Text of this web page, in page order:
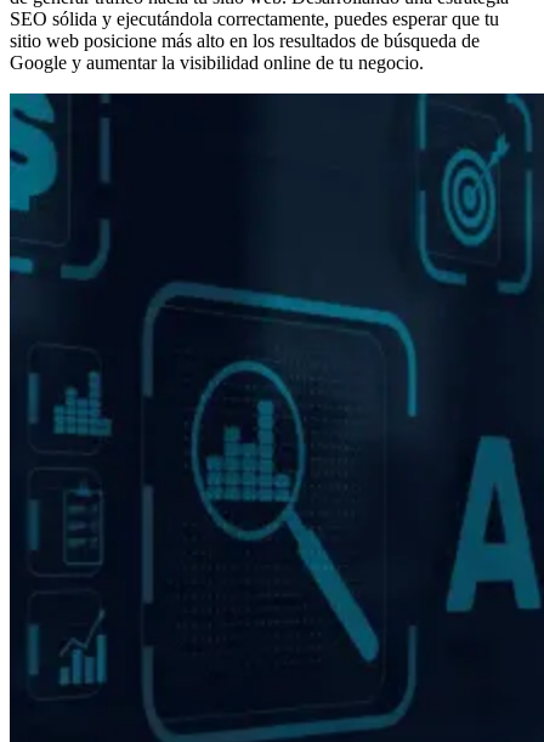
SEO sólida y ejecutándola correctamente, puedes esperar que tu
sitio web posicione más alto en los resultados de búsqueda de
Google y aumentar la visibilidad online de tu negocio.